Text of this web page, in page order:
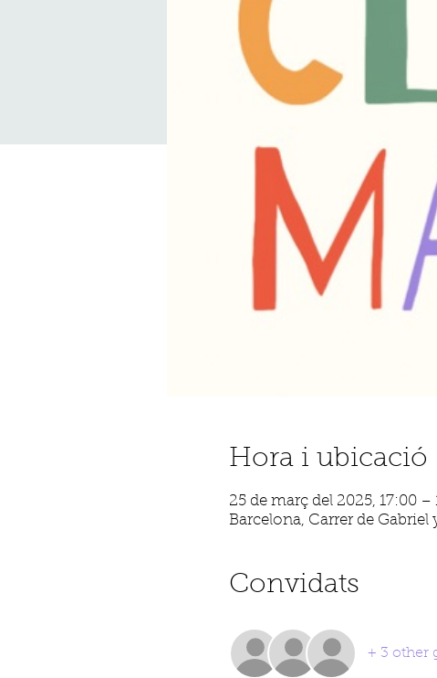
Hora i ubicació
25 de març del 2025, 17:00 –
Barcelona, Carrer de Gabriel
Convidats
+ 3 other